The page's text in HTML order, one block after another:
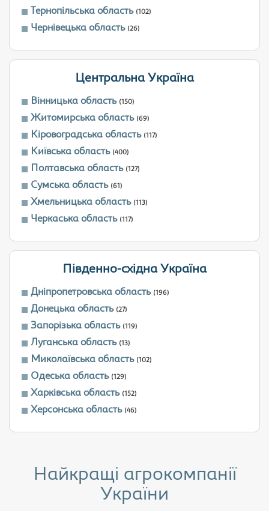
Тернопільська область (102)
Чернівецька область (26)
Центральна Україна
Вінницька область (150)
Житомирська область (69)
Кіровоградська область (117)
Київська область (400)
Полтавська область (127)
Сумська область (61)
Хмельницька область (113)
Черкаська область (117)
Південно-східна Україна
Дніпропетровська область (196)
Донецька область (27)
Запорізька область (119)
Луганська область (13)
Миколаївська область (102)
Одеська область (129)
Харківська область (152)
Херсонська область (46)
Найкращі агрокомпанії
України